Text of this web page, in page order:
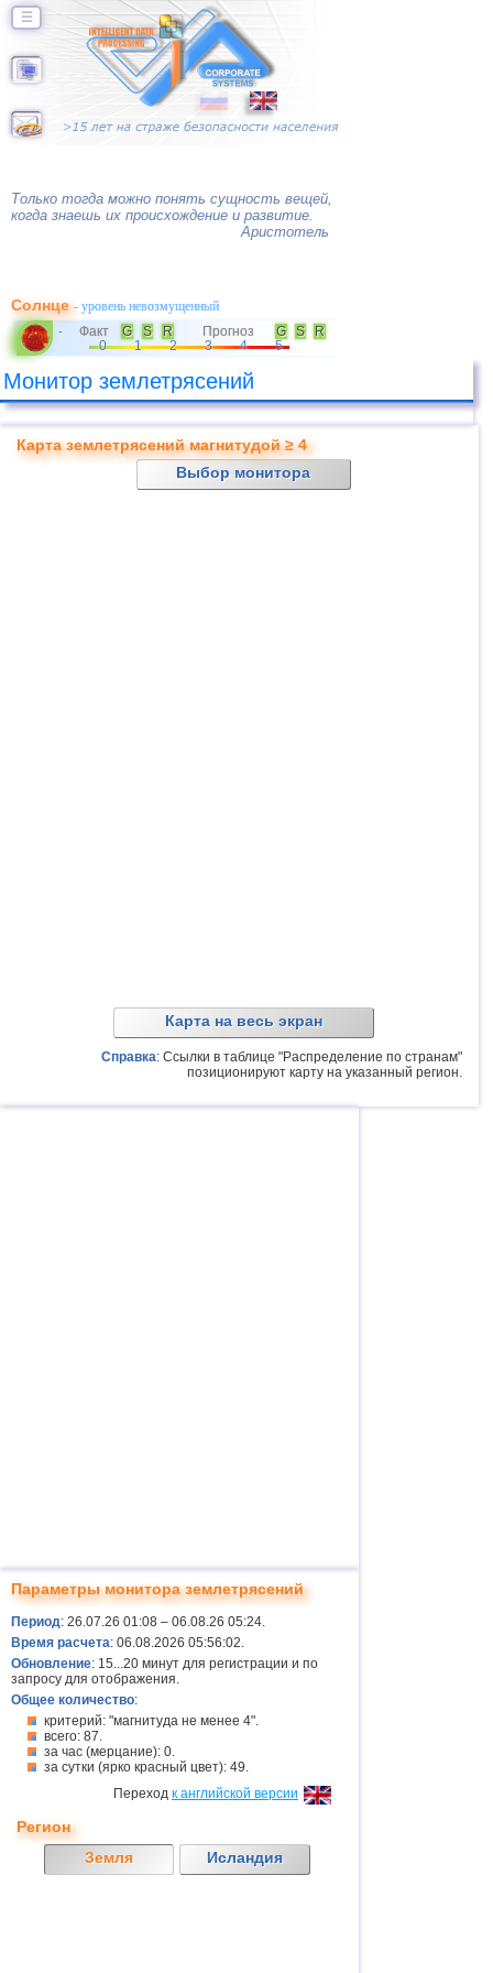
☰
Только тогда можно понять сущность вещей,
когда знаешь их происхождение и развитие.
Аристотель
Солнце- уровень невозмущенный
- Факт G S R Прогноз G S
R
0
1 2 3 4 5
Монитор землетрясений
Карта землетрясений магнитудой ≥ 4
Выбор монитора
Карта на весь экран
Справка: Ссылки в таблице "Распределение по странам"
позиционируют карту на указанный регион.
Параметры монитора землетрясений
Период: 26.07.26 01:08 – 06.08.26 05:24.
Время расчета: 06.08.2026 05:56:02.
Обновление: 15...20 минут для регистрации и по
запросу для отображения.
Общее количество:
критерий: "магнитуда не менее 4".
всего: 87.
за час (мерцание): 0.
за сутки (ярко красный цвет): 49.
Переход к английской версии
Регион
Земля
Исландия